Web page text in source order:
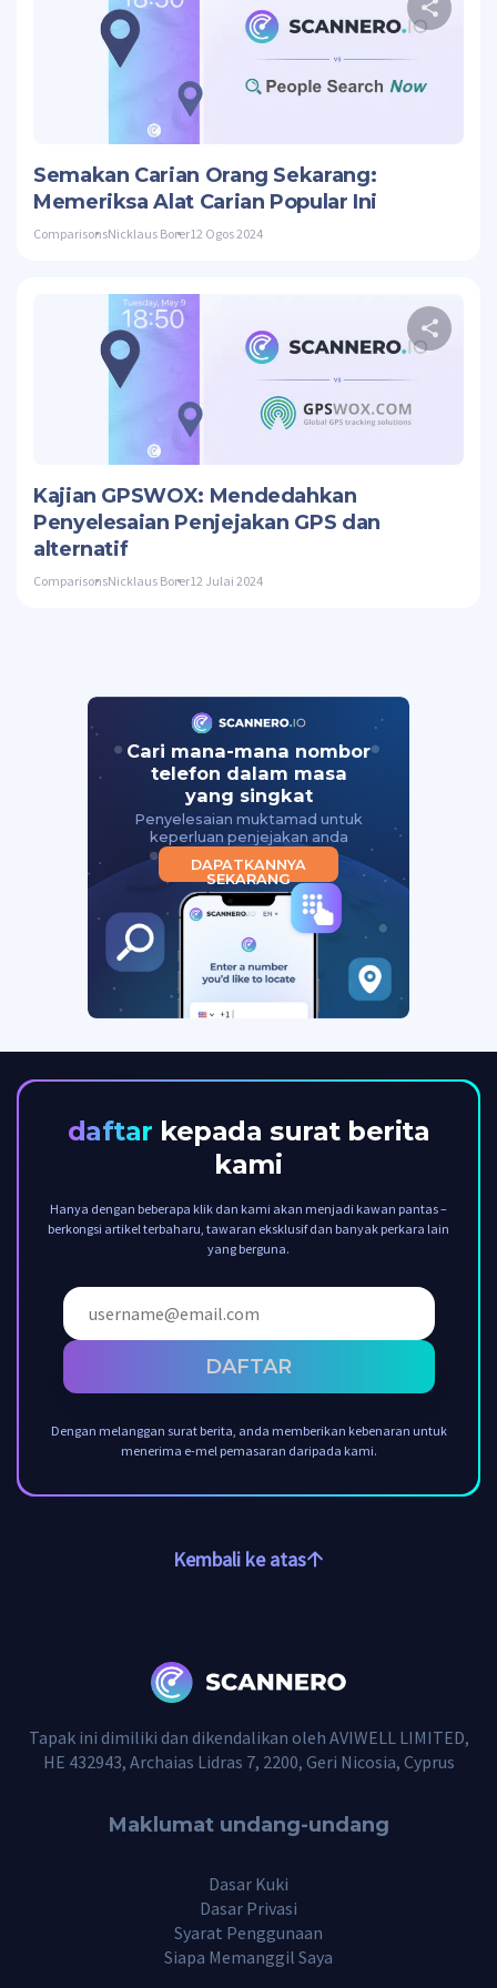
Semakan Carian Orang Sekarang:
Memeriksa Alat Carian Popular Ini
ComparisonsNicklaus Borer12 Ogos 2024
Kajian GPSWOX: Mendedahkan
Penyelesaian Penjejakan GPS dan
alternatif
ComparisonsNicklaus Borer12 Julai 2024
Cari mana-mana nombor
telefon dalam masa
yang singkat
Penyelesaian muktamad untuk
keperluan penjejakan anda
DAPATKANNYA
SEKARANG
daftar kepada surat berita
kami
Hanya dengan beberapa klik dan kami akan menjadi kawan pantas –
berkongsi artikel terbaharu, tawaran eksklusif dan banyak perkara lain
yang berguna.
DAFTAR
Dengan melanggan surat berita, anda memberikan kebenaran untuk
menerima e-mel pemasaran daripada kami.
Kembali ke atas
Tapak ini dimiliki dan dikendalikan oleh AVIWELL LIMITED,
HE 432943, Archaias Lidras 7, 2200, Geri Nicosia, Cyprus
Maklumat undang-undang
Dasar Kuki
Dasar Privasi
Syarat Penggunaan
Siapa Memanggil Saya